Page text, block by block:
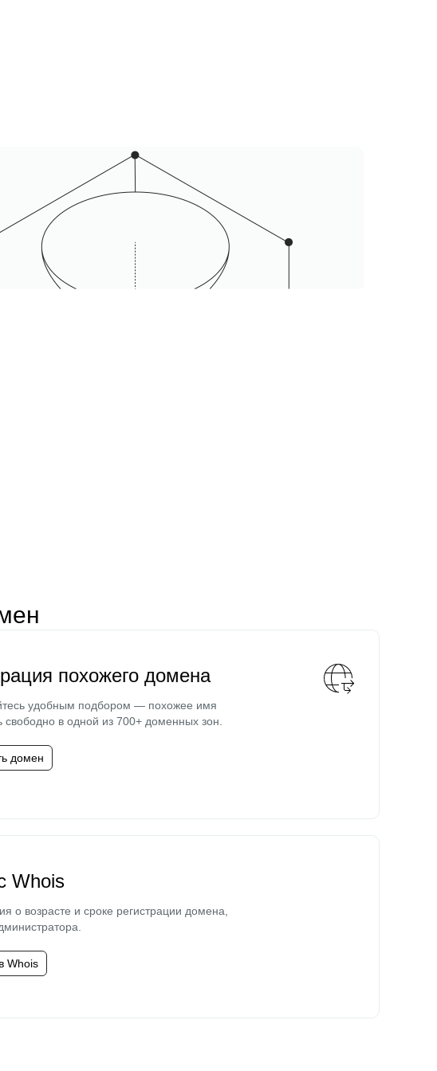
похожего домена
удобным подбором — похожее имя
свободно в одной из 700+ доменных зон.
домен
Whois
о возрасте и сроке регистрации домена,
Whois